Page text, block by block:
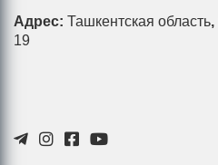
Адрес: Ташкентская область,
19